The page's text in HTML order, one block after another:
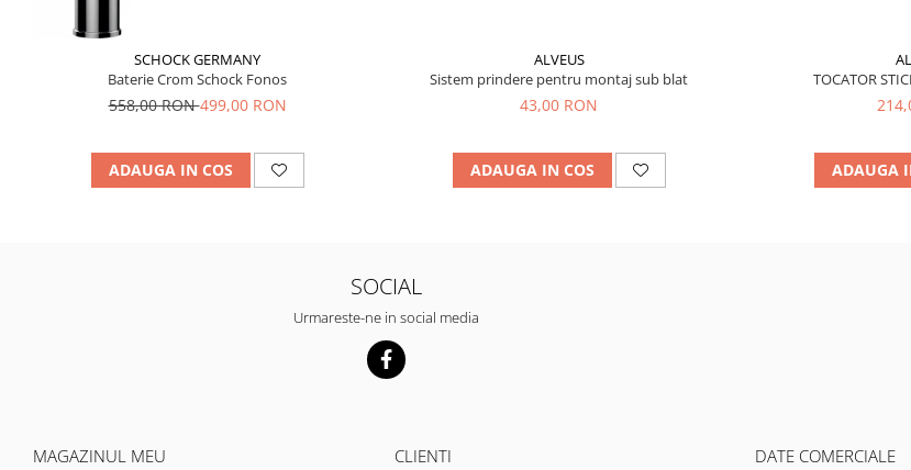
SCHOCK GERMANY
Baterie Crom Schock Fonos
558,00 RON499,00 RON
ADAUGA IN COS
ALVEUS
Sistem prindere pentru montaj sub blat
43,00 RON
ADAUGA IN COS
TOCATOR
ADAUGA
SOCIAL
Urmareste-ne in social media
MAGAZINUL MEU CLIENTI DATE COMERCIALE